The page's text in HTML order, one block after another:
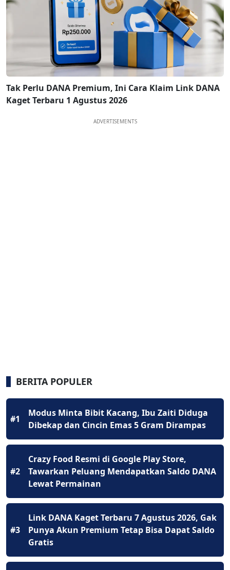
Tak Perlu DANA Premium, Ini Cara Klaim Link DANA
Kaget Terbaru 1 Agustus 2026
ADVERTISEMENTS
BERITA POPULER
#1
Modus Minta Bibit Kacang, Ibu Zaiti Diduga
Dibekap dan Cincin Emas 5 Gram Dirampas
#2
Crazy Food Resmi di Google Play Store,
Tawarkan Peluang Mendapatkan Saldo DANA
Lewat Permainan
#3
Link DANA Kaget Terbaru 7 Agustus 2026, Gak
Punya Akun Premium Tetap Bisa Dapat Saldo
Gratis